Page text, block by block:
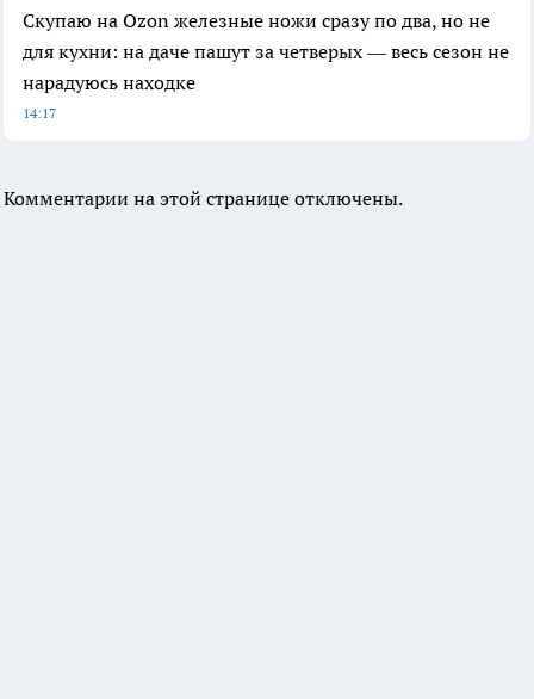
Скупаю на Ozon железные ножи сразу по два, но не
для кухни: на даче пашут за четверых — весь сезон не
нарадуюсь находке
14:17
Комментарии на этой странице отключены.